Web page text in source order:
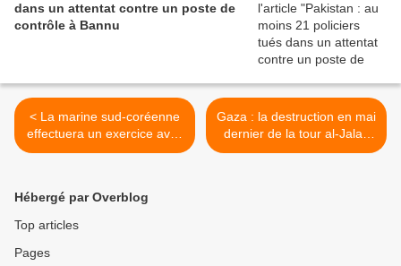
dans un attentat contre un poste de
contrôle à Bannu
< La marine sud-coréenne
effectuera un exercice avec
le groupe aéronaval du
Gaza : la destruction en mai
dernier de la tour al-Jalaa
par Israël pourrait
Hébergé par Overblog
Top articles
Pages